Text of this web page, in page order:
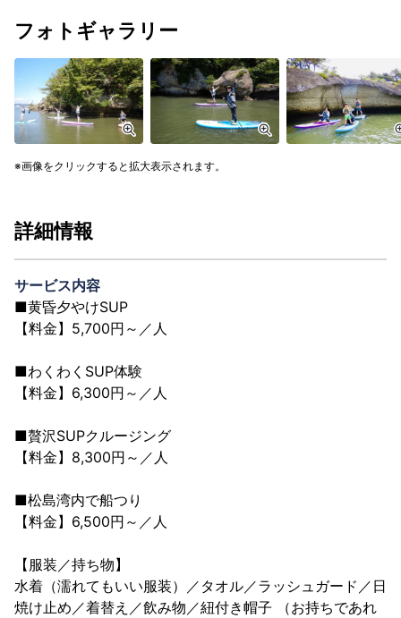
フォトギャラリー
画像をクリックすると拡大表示されます。
詳細情報
サービス内容
■黄昏夕やけSUP
【料金】5,700円～／人
■わくわくSUP体験
【料金】6,300円～／人
■贅沢SUPクルージング
【料金】8,300円～／人
■松島湾内で船つり
【料金】6,500円～／人
【服装／持ち物】
水着（濡れてもいい服装）／タオル／ラッシュガード／日
焼け止め／着替え／飲み物／紐付き帽子 （お持ちであれ